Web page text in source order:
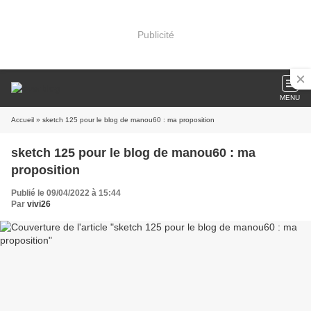
Publicité
MENU
Accueil » sketch 125 pour le blog de manou60 : ma proposition
sketch 125 pour le blog de manou60 : ma
proposition
Publié le 09/04/2022 à 15:44
Par vivi26